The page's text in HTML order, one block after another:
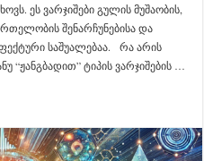
ეს ვარჯიშები გულის მუშაობის,
შენარჩუნებისა და
საშუალებაა. რა არის
“ჟანგბადით” ტიპის ვარჯიშების …